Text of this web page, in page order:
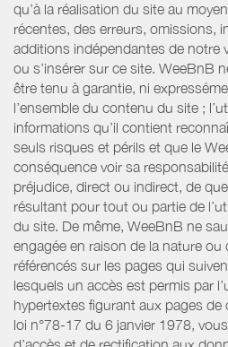
qu’à la réalisation du site au
récentes, des erreurs, omissions,
additions indépendantes de notre
ou s’insérer sur ce site. WeeBnB
être tenu à garantie, ni
l’ensemble du contenu du site ;
informations qu’il contient
seuls risques et périls et que le
conséquence voir sa
préjudice, direct ou indirect, de
résultant pour tout ou partie de
du site. De même, WeeBnB ne
engagée en raison de la nature
référencés sur les pages qui
lesquels un accès est permis par
hypertextes figurant aux pages de
loi n°78-17 du 6 janvier 1978,